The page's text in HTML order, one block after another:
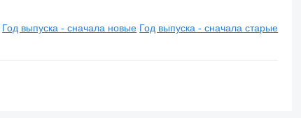
Год выпуска - сначала новые Год выпуска - сначала старые